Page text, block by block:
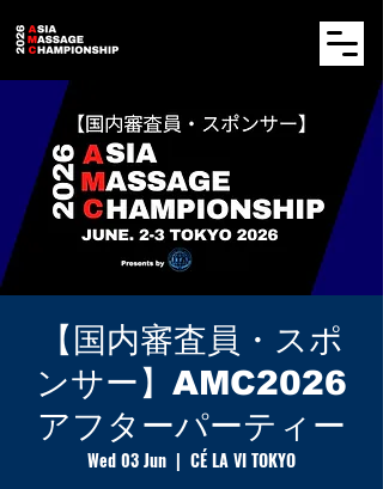
【国内審査員・スポ
ンサー】AMC2026
アフターパーティー
Wed 03 Jun
  |
CÉ LA VI TOKYO